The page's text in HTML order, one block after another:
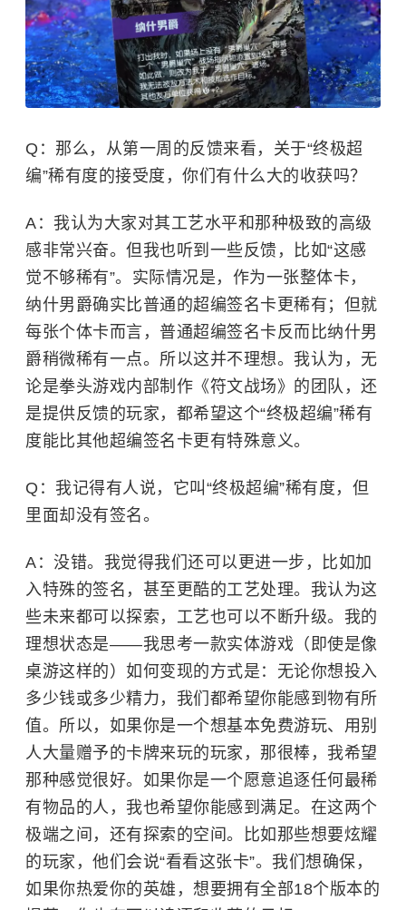
Q：那么，从第一周的反馈来看，关于“终极超
编”稀有度的接受度，你们有什么大的收获吗？
A：我认为大家对其工艺水平和那种极致的高级
感非常兴奋。但我也听到一些反馈，比如“这感
觉不够稀有”。实际情况是，作为一张整体卡，
纳什男爵确实比普通的超编签名卡更稀有；但就
每张个体卡而言，普通超编签名卡反而比纳什男
爵稍微稀有一点。所以这并不理想。我认为，无
论是拳头游戏内部制作《符文战场》的团队，还
是提供反馈的玩家，都希望这个“终极超编”稀有
度能比其他超编签名卡更有特殊意义。
Q：我记得有人说，它叫“终极超编”稀有度，但
里面却没有签名。
A：没错。我觉得我们还可以更进一步，比如加
入特殊的签名，甚至更酷的工艺处理。我认为这
些未来都可以探索，工艺也可以不断升级。我的
理想状态是——我思考一款实体游戏（即使是像
桌游这样的）如何变现的方式是：无论你想投入
多少钱或多少精力，我们都希望你能感到物有所
值。所以，如果你是一个想基本免费游玩、用别
人大量赠予的卡牌来玩的玩家，那很棒，我希望
那种感觉很好。如果你是一个愿意追逐任何最稀
有物品的人，我也希望你能感到满足。在这两个
极端之间，还有探索的空间。比如那些想要炫耀
的玩家，他们会说“看看这张卡”。我们想确保，
如果你热爱你的英雄，想要拥有全部18个版本的